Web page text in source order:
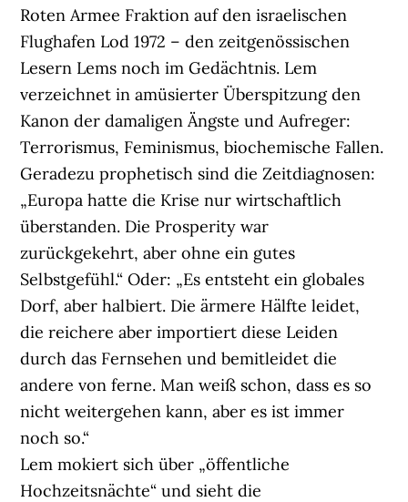
Roten Armee Fraktion auf den israelischen
Flughafen Lod 1972 – den zeitgenössischen
Lesern Lems noch im Gedächtnis. Lem
verzeichnet in amüsierter Überspitzung den
Kanon der damaligen Ängste und Aufreger:
Terrorismus, Feminismus, biochemische Fallen.
Geradezu prophetisch sind die Zeitdiagnosen:
„Europa hatte die Krise nur wirtschaftlich
überstanden. Die Prosperity war
zurückgekehrt, aber ohne ein gutes
Selbstgefühl.“ Oder: „Es entsteht ein globales
Dorf, aber halbiert. Die ärmere Hälfte leidet,
die reichere aber importiert diese Leiden
durch das Fernsehen und bemitleidet die
andere von ferne. Man weiß schon, dass es so
nicht weitergehen kann, aber es ist immer
noch so.“
Lem mokiert sich über „öffentliche
Hochzeitsnächte“ und sieht die